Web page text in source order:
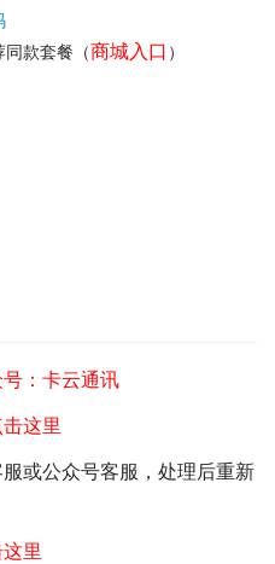
款套餐（商城入口 ）
：卡云通讯
击这里
或公众号客服，处理后重新
里